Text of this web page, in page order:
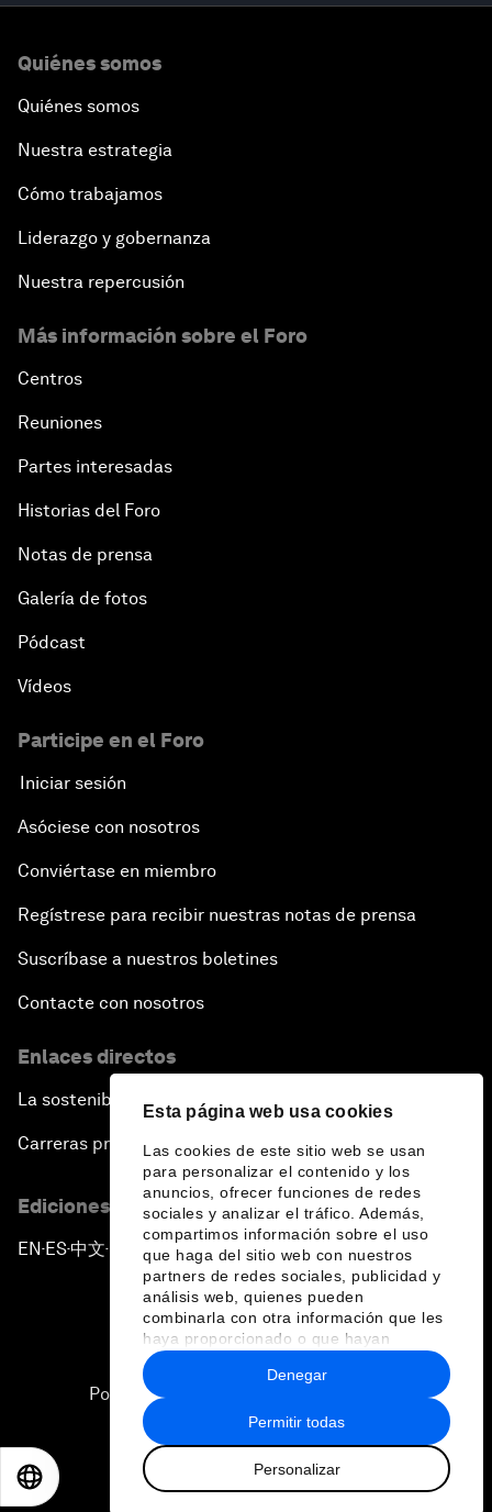
Esta página web usa cookies
Las cookies de este sitio web se usan
para personalizar el contenido y los
anuncios, ofrecer funciones de redes
sociales y analizar el tráfico. Además,
compartimos información sobre el uso
que haga del sitio web con nuestros
partners de redes sociales, publicidad y
análisis web, quienes pueden
combinarla con otra información que les
haya proporcionado o que hayan
recopilado a partir del uso que haya
hecho de sus servicios.
Permitir todas
Personalizar
Denegar
Quiénes somos
Quiénes somos
Nuestra estrategia
Cómo trabajamos
Liderazgo y gobernanza
Nuestra repercusión
Más información sobre el Foro
Centros
Reuniones
Partes interesadas
Historias del Foro
Notas de prensa
Galería de fotos
Pódcast
Vídeos
Participe en el Foro
Iniciar sesión
Asóciese con nosotros
Conviértase en miembro
Regístrese para recibir nuestras notas de prensa
Suscríbase a nuestros boletines
Contacte con nosotros
Enlaces directos
La sostenibilidad en el Foro
Carreras profesionales
Ediciones en otros idiomas
EN ▪ES▪中文▪ 日本語
Política de privacidad y normas de uso
Sitemap
2026 Foro Económico Mundial